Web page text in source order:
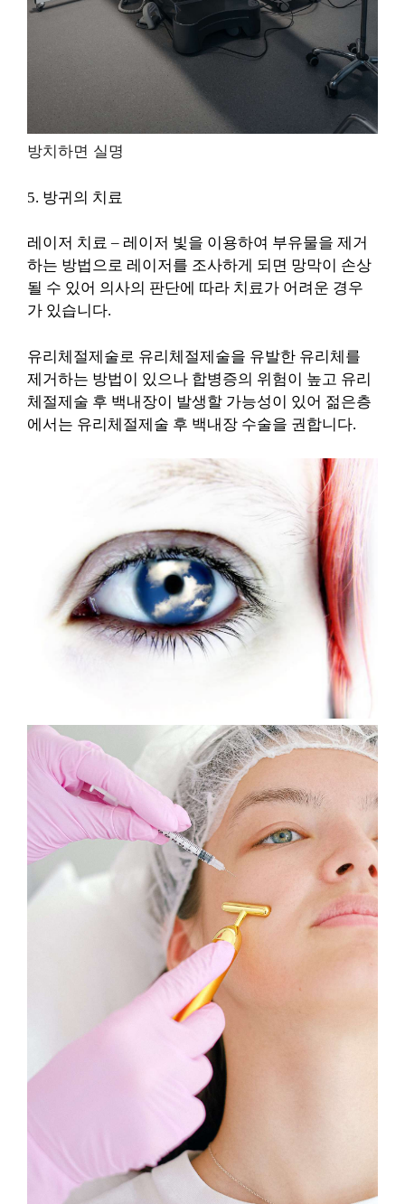
방치하면 실명
5. 방귀의 치료
레이저 치료 – 레이저 빛을 이용하여 부유물을 제거
하는 방법으로 레이저를 조사하게 되면 망막이 손상
될 수 있어 의사의 판단에 따라 치료가 어려운 경우
가 있습니다.
유리체절제술로 유리체절제술을 유발한 유리체를
제거하는 방법이 있으나 합병증의 위험이 높고 유리
체절제술 후 백내장이 발생할 가능성이 있어 젊은층
에서는 유리체절제술 후 백내장 수술을 권합니다.